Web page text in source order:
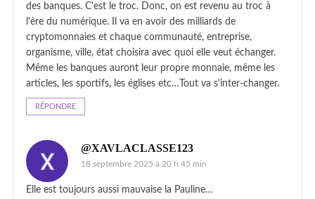
des banques. C'est le troc. Donc, on est revenu au troc à
l'ère du numérique. Il va en avoir des milliards de
cryptomonnaies et chaque communauté, entreprise,
organisme, ville, état choisira avec quoi elle veut échanger.
Même les banques auront leur propre monnaie, même les
articles, les sportifs, les églises etc…Tout va s'inter-changer.
RÉPONDRE
@XAVLACLASSE123
18 septembre 2025 à 20 h 45 min
Elle est toujours aussi mauvaise la Pauline…